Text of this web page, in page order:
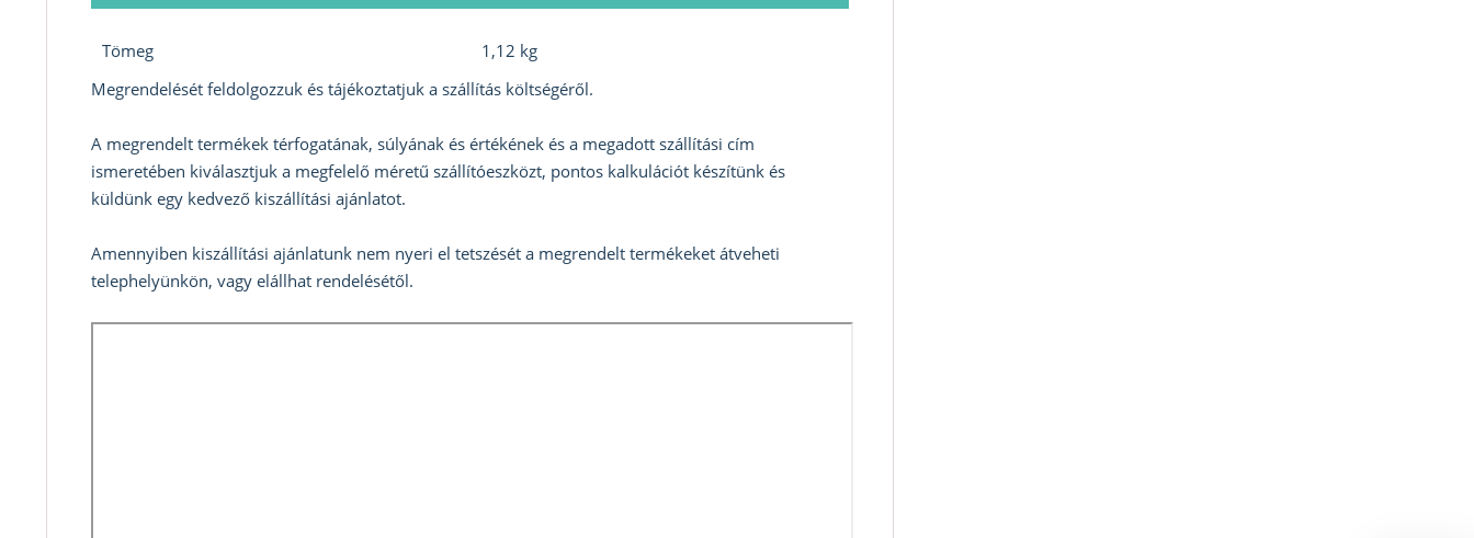
Tömeg
1,12 kg
Megrendelését feldolgozzuk és tájékoztatjuk a szállítás költségéről.
A megrendelt termékek térfogatának, súlyának és értékének és a megadott szállítási cím
ismeretében kiválasztjuk a megfelelő méretű szállítóeszközt, pontos kalkulációt készítünk és
küldünk egy kedvező kiszállítási ajánlatot.
Amennyiben kiszállítási ajánlatunk nem nyeri el tetszését a megrendelt termékeket átveheti
telephelyünkön, vagy elállhat rendelésétől.